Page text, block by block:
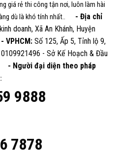
giá rẻ thi công tận nơi, luôn làm hài
dù là khó tính nhất..
- Địa chỉ
doanh, Xã An Khánh, Huyện
- VPHCM: Số 125, Ấp 5, Tỉnh lộ 9,
0109921496 - Sở Kế Hoạch & Đầu
- Người đại diện theo pháp
9888
7878